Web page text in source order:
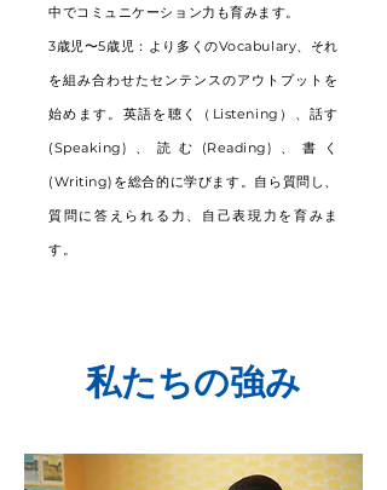
中でコミュニケーション力も育みます。
3歳児〜5歳児：より多くのVocabulary、それ
を組み合わせたセンテンスのアウトプットを
始めます。英語を聴く（Listening）、話す
(Speaking)、読む(Reading)、書く
(Writing)を総合的に学びます。自ら質問し、
質問に答えられる力、自己表現力を育みま
す。
私たちの強み